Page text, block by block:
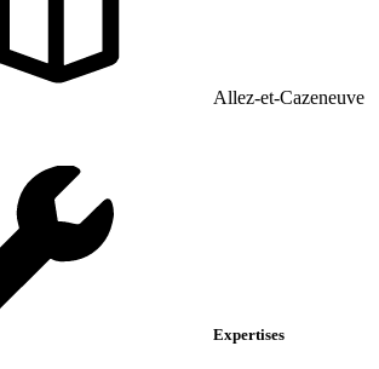
Allez-et-Cazeneuve
Expertises